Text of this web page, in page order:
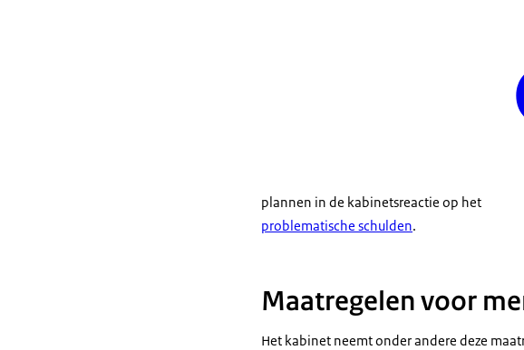
plannen in de kabinetsreactie op het
problematische schulden.
Maatregelen voor
Het kabinet neemt onder andere deze